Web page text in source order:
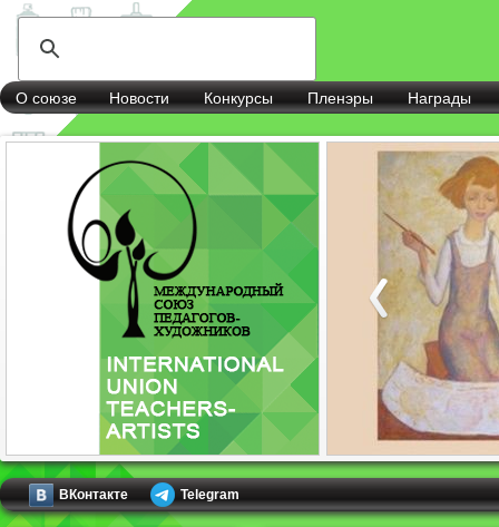
О союзе Новости Конкурсы Пленэры Награды
ВКонтакте Telegram